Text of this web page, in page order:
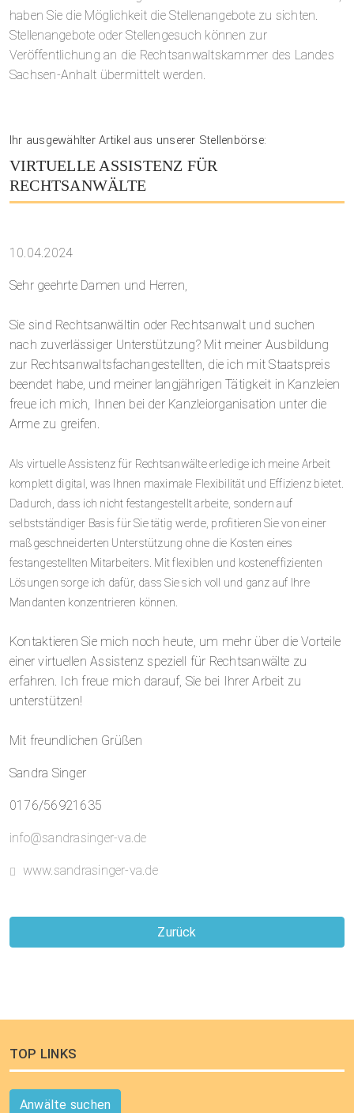
haben Sie die Möglichkeit die Stellenangebote zu sichten.
Stellenangebote oder Stellengesuch können zur
Veröffentlichung an die Rechtsanwaltskammer des Landes
Sachsen-Anhalt übermittelt werden.
Ihr ausgewählter Artikel aus unserer Stellenbörse:
VIRTUELLE ASSISTENZ FÜR
RECHTSANWÄLTE
10.04.2024
Sehr geehrte Damen und Herren,
Sie sind Rechtsanwältin oder Rechtsanwalt und suchen
nach zuverlässiger Unterstützung? Mit meiner Ausbildung
zur Rechtsanwaltsfachangestellten, die ich mit Staatspreis
beendet habe, und meiner langjährigen Tätigkeit in Kanzleien
freue ich mich, Ihnen bei der Kanzleiorganisation unter die
Arme zu greifen.
Als virtuelle Assistenz für Rechtsanwälte erledige ich meine Arbeit
komplett digital, was Ihnen maximale Flexibilität und Effizienz bietet.
Dadurch, dass ich nicht festangestellt arbeite, sondern auf
selbstständiger Basis für Sie tätig werde, profitieren Sie von einer
maßgeschneiderten Unterstützung ohne die Kosten eines
festangestellten Mitarbeiters. Mit flexiblen und kosteneffizienten
Lösungen sorge ich dafür, dass Sie sich voll und ganz auf Ihre
Mandanten konzentrieren können.
Kontaktieren Sie mich noch heute, um mehr über die Vorteile
einer virtuellen Assistenz speziell für Rechtsanwälte zu
erfahren. Ich freue mich darauf, Sie bei Ihrer Arbeit zu
unterstützen!
Mit freundlichen Grüßen
Sandra Singer
0176/56921635
info@sandrasinger-va.de
www.sandrasinger-va.de
Zurück
TOP LINKS
Anwälte suchen